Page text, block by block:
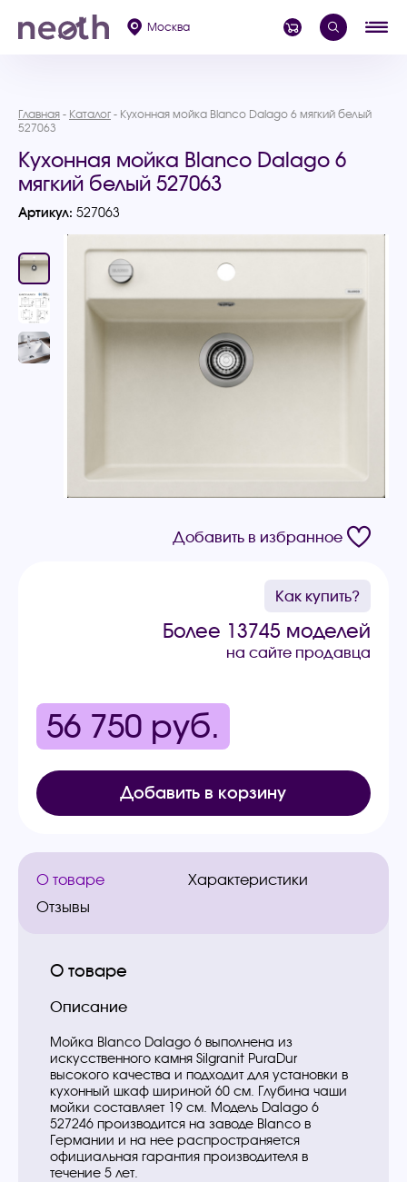
Москва
Главная Каталог
Кухонная мойка Blanco Dalago 6 мягкий белый
527063
Кухонная мойка Blanco Dalago 6
мягкий белый 527063
Артикул: 527063
Добавить в избранное
Как купить?
Более 13745 моделей
на сайте продавца
56 750 руб.
Добавить в корзину
О товаре
Характеристики
Отзывы
О товаре
Описание
Мойка Blanco Dalago 6 выполнена из
искусственного камня Silgranit PuraDur
высокого качества и подходит для установки в
кухонный шкаф шириной 60 см. Глубина чаши
мойки составляет 19 см. Модель Dalago 6
527246 производится на заводе Blanco в
Германии и на нее распространяется
официальная гарантия производителя в
течение 5 лет.